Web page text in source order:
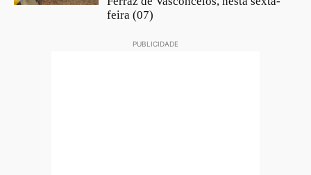
feira (07)
PUBLICIDADE